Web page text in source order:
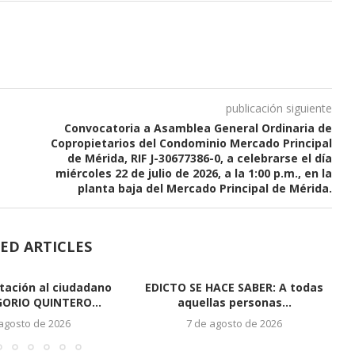
publicación siguiente
Convocatoria a Asamblea General Ordinaria de
Copropietarios del Condominio Mercado Principal
de Mérida, RIF J-30677386-0, a celebrarse el día
miércoles 22 de julio de 2026, a la 1:00 p.m., en la
planta baja del Mercado Principal de Mérida.
ARTICLES
al ciudadano
QUINTERO...
de 2026
EDICTO SE HACE SABER: A todas
aquellas personas...
7 de agosto de 2026